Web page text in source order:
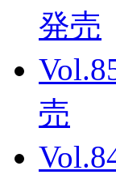
発売
売